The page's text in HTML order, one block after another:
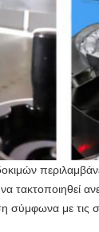
τακτοποιηθεί
με τις